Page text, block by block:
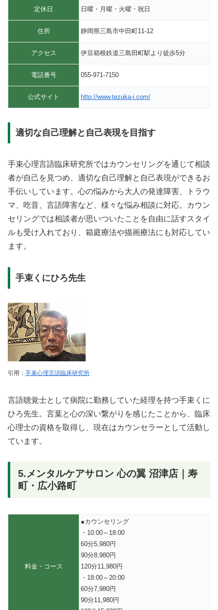
定休日 日曜・月曜・火曜・祝日
住所 静岡県三島市中田町11-12
アクセス 伊豆箱根鉄道三島田町駅より徒歩5分
電話番号 055-971-7150
公式サイト http://www.tezuka-i.com/
適切な自己理解と自己表現を目指す
手束心理言語臨床研究所ではカウンセリングを通じて相談
者が自己を見つめ、適切な自己理解と自己表現ができるお
手伝いしています。心の悩みから大人の発達障害、トラウ
マ、吃音、言語障害など、様々な悩み相談に対応。カウン
セリングでは相談者が思いついたことを自由に話すスタイ
ルも受け入れており、箱庭療法や描画療法にも対応してい
ます。
手束くにひろ先生
引用： 手束心理言語臨床研究所
言語聴覚士として病院に勤務していた経理を持つ手束くに
ひろ先生。言葉と心の深い繋がりを感じたことから、臨床
心理士の資格を取得し、現在はカウンセラーとして活動し
ています。
5.メンタルケアサロン 心の翼 沼津店｜寿
町・広小路町
料金・コース
●カウンセリング
・10:00～18:00
60分5,980円
90分8,980円
120分11,980円
・18:00～20:00
60分7,980円
90分11,980円